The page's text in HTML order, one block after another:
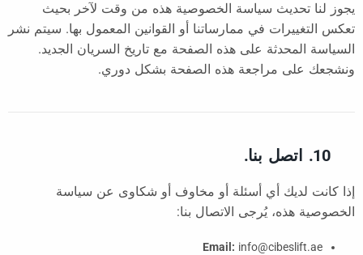
يجوز لنا تحديث سياسة الخصوصية هذه من وقت لآخر بحيث
تعكس التغييرات في ممارساتنا أو القوانين المعمول بها. سيتم نشر
السياسة المحدثة على هذه الصفحة مع تاريخ السريان الجديد.
ونشجعك على مراجعة هذه الصفحة بشكل دوري.
10. اتصل بنا.
إذا كانت لديك أي أسئلة أو مخاوف أو شكاوى عن سياسة
الخصوصية هذه، يُرجى الاتصال بنا:
Email: info@cibeslift.ae